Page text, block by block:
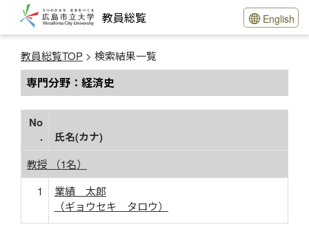
教員総覧 English
教員総覧TOP > 検索結果一覧
専門分野：経済史
No
.
氏名(カナ)
教授 （1名）
1
業績 太郎
（ギョウセキ タロウ）